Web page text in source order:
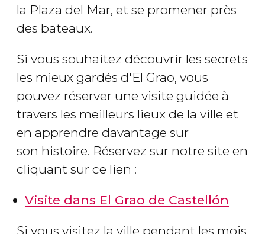
la Plaza del Mar, et se promener près
des bateaux.
Si vous souhaitez découvrir les secrets
les mieux gardés d'El Grao, vous
pouvez réserver une visite guidée à
travers les meilleurs lieux de la ville et
en apprendre davantage sur
son histoire. Réservez sur notre site en
cliquant sur ce lien :
Visite dans El Grao de Castellón
Si vous visitez la ville pendant les mois